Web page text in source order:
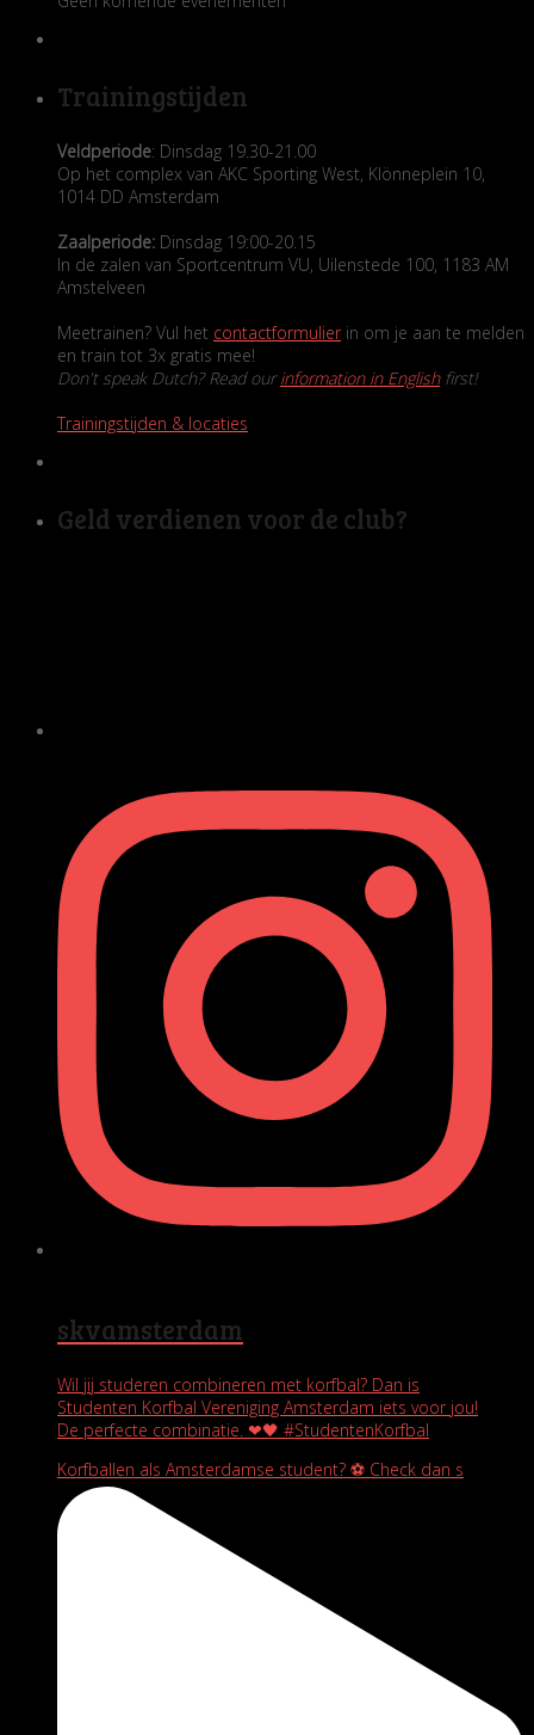
Trainingstijden
Veldperiode: Dinsdag 19.30-21.00
Op het complex van AKC Sporting West, Klönneplein 10,
1014 DD Amsterdam
Zaalperiode: Dinsdag 19:00-20.15
In de zalen van Sportcentrum VU, Uilenstede 100, 1183 AM
Amstelveen
Meetrainen? Vul het contactformulierin om je aan te melden
en train tot 3x gratis mee!
Don't speak Dutch? Read ourinformation in Englishfirst!
Trainingstijden & locaties
Geld verdienen voor de club?
skvamsterdam
Wil jij studeren combineren met korfbal? Dan is
Studenten Korfbal Vereniging Amsterdam iets voor jou!
De perfecte combinatie. ❤🖤 #StudentenKorfbal
Korfballen als Amsterdamse student? ⚽️ Check dan s